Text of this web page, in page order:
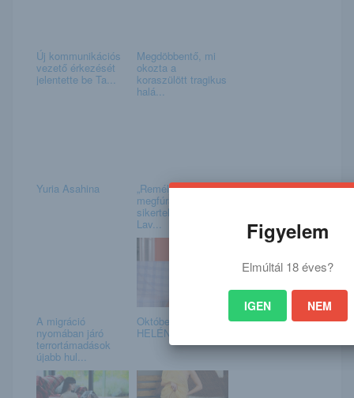
Új kommunikációs
vezető érkezését
jelentette be Ta...
Megdöbbentő, mi
okozta a
koraszülött tragikus
halá...
Yuria Asahina „Reméljük, a béke
megfúrása
sikertelen lesz” –
Lav...
A migráció
nyomában járó
terrortámadások
újabb hul...
Október 14. –
HELÉN napja van
Figyelem
Elmúltál 18 éves?
IGEN NEM